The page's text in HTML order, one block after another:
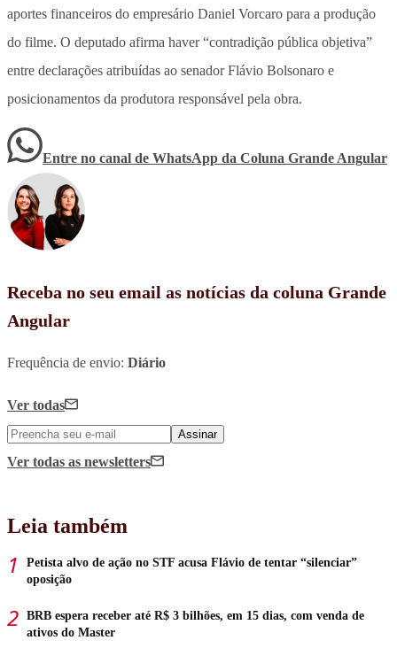
aportes financeiros do empresário Daniel Vorcaro para a produção
do filme. O deputado afirma haver “contradição pública objetiva”
entre declarações atribuídas ao senador Flávio Bolsonaro e
posicionamentos da produtora responsável pela obra.
Entre no canal de WhatsApp da Coluna Grande Angular
Receba no seu email as notícias da coluna Grande
Angular
Frequência de envio: Diário
Ver todas
Assinar
Ver todas as newsletters
Leia também
Petista alvo de ação no STF acusa Flávio de tentar “silenciar”
oposição
BRB espera receber até R$ 3 bilhões, em 15 dias, com venda de
ativos do Master